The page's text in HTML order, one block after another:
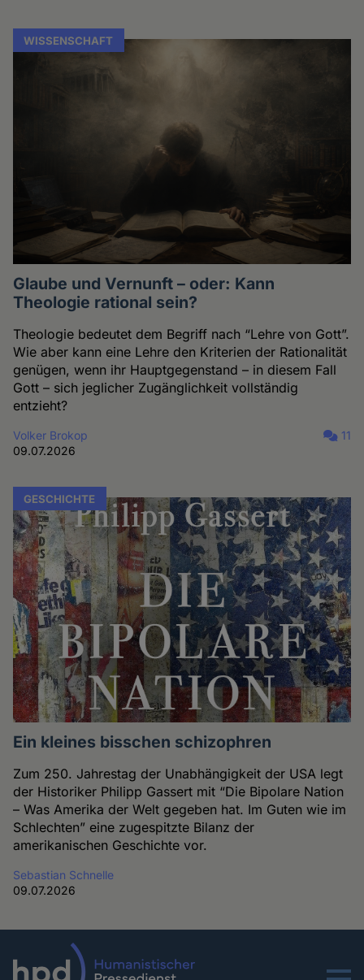
WISSENSCHAFT
Glaube und Vernunft – oder: Kann
Theologie rational sein?
Theologie bedeutet dem Begriff nach “Lehre von Gott”.
Wie aber kann eine Lehre den Kriterien der Rationalität
genügen, wenn ihr Hauptgegenstand – in diesem Fall
Gott – sich jeglicher Zugänglichkeit vollständig
entzieht?
Volker Brokop
09.07.2026
11
GESCHICHTE
Ein kleines bisschen schizophren
Zum 250. Jahrestag der Unabhängigkeit der USA legt
der Historiker Philipp Gassert mit “Die Bipolare Nation
– Was Amerika der Welt gegeben hat. Im Guten wie im
Schlechten” eine zugespitzte Bilanz der
amerikanischen Geschichte vor.
Sebastian Schnelle
09.07.2026